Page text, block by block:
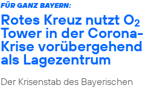
FÜR GANZ BAYERN:
Rotes Kreuz nutzt O2
Tower in der Corona-
Krise vorübergehend
als Lagezentrum
Der Krisenstab des Bayerischen